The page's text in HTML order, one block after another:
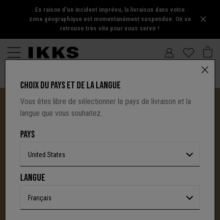
En raison d'un incident imprévu, la livraison dans votre
zone géographique est momentanément suspendue. On se
retrouve très vite pour vous servir !
UNE NOUVELLE PAGE S'ÉCRIT AVEC IKKS
C'est la fin d'une aventure : le site I.Code ferme
définitivement.Mais l'audace, la créativité
CHOIX DU PAYS ET DE LA LANGUE
Vous êtes libre de sélectionner le pays de livraison et la
langue que vous souhaitez.
PAYS
United States
LANGUE
Français